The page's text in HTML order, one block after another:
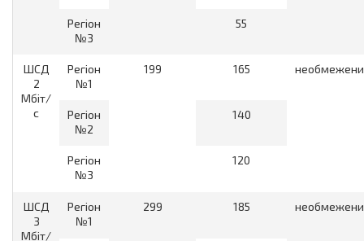
Регіон
№3
55
ШСД
2
Мбіт/
с
Регіон
№1
199 165
Регіон
№2
140
Регіон
№3
120
ШСД
3
Мбіт/
Регіон
№1
299 185